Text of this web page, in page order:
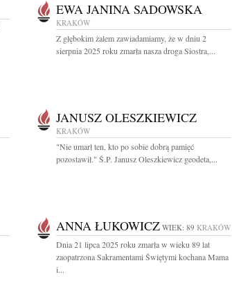
EWA JANINA SADOWSKA
KRAKÓW
Z głębokim żalem zawiadamiamy, że w dniu 2
sierpnia 2025 roku zmarła nasza droga Siostra,...
JANUSZ OLESZKIEWICZ
KRAKÓW
"Nie umarł ten, kto po sobie dobrą pamięć
pozostawił." Ś.P. Janusz Oleszkiewicz geodeta,...
ANNA ŁUKOWICZ WIEK: 89 KRAKÓW
Dnia 21 lipca 2025 roku zmarła w wieku 89 lat
zaopatrzona Sakramentami Świętymi kochana Mama
i...